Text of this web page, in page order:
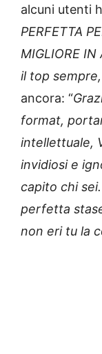
alcuni utenti
PERFETTA
MIGLIORE IN
il top
ancora: “
format,
intellettuale,
invidiosi e
capito chi
perfetta
non eri tu la